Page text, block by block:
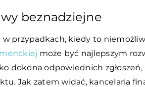
beznadziejne
w przypadkach, kiedy to
może być najlepszym
dokona odpowiednich
Jak zatem widać, kancelaria